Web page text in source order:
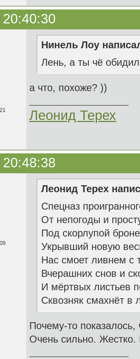
Нинель Лоу
Лень, а ты чё
а что, похоже? ))
Леонид Терех
Леонид Терех
Спецназ
От непогоды и
Под скорлупой
Укрывший новую
Нас смоет ливнем с
Вчерашних снов и
И мёртвых листьев
Сквозняк смахнёт в
Почему-то показалось,
Очень сильно. Жестко.